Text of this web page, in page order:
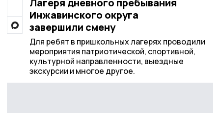
Лагеря дневного пребывания
Инжавинского округа
завершили смену
Для ребят в пришкольных лагерях проводили
мероприятия патриотической, спортивной,
культурной направленности, выездные
экскурсии и многое другое.